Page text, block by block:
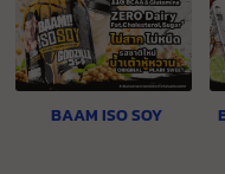
BAAM ISO SOY